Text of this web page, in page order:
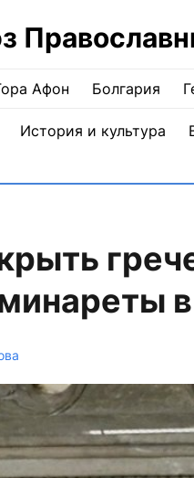
Афон Болгария
История и культура